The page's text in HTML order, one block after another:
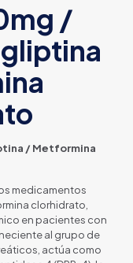
/
/ Metformina
medicamentos
clorhidrato,
en pacientes con
al grupo de
actúa como